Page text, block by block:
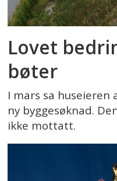
Lovet
bøter
I mars sa huseieren
ny byggesøknad.
ikke mottatt.